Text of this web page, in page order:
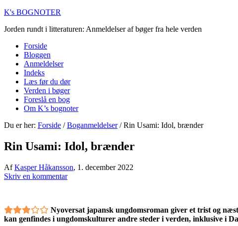
K's BOGNOTER
Jorden rundt i litteraturen: Anmeldelser af bøger fra hele verden
Forside
Bloggen
Anmeldelser
Indeks
Læs før du dør
Verden i bøger
Foreslå en bog
Om K’s bognoter
Du er her: Forside / Boganmeldelser /Rin Usami: Idol, brænder
Rin Usami: Idol, brænder
AfKasper Håkansson, 1. december 2022
Skriv en kommentar
Nyoversat japansk ungdomsroman giver et trist og
kan genfindes i ungdomskulturer andre steder i verden, inklusive i